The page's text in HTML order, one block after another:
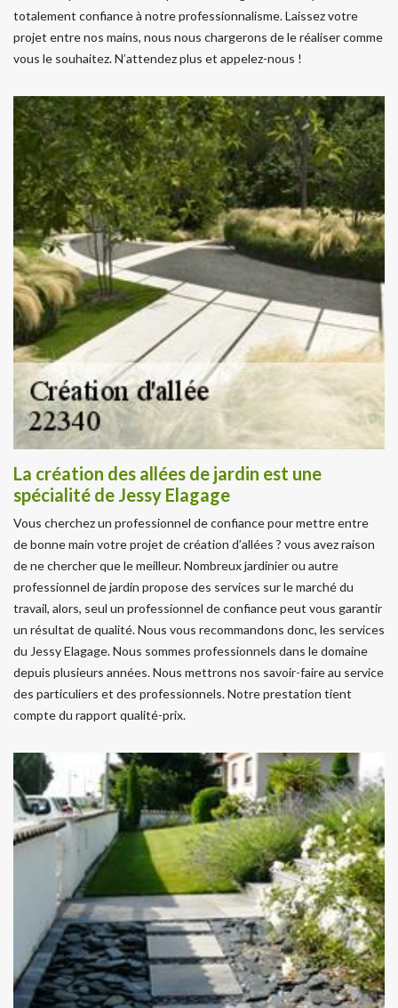
totalement confiance à notre professionnalisme. Laissez votre
projet entre nos mains, nous nous chargerons de le réaliser comme
vous le souhaitez. N’attendez plus et appelez-nous !
La création des allées de jardin est une
spécialité de Jessy Elagage
Vous cherchez un professionnel de confiance pour mettre entre
de bonne main votre projet de création d’allées ? vous avez raison
de ne chercher que le meilleur. Nombreux jardinier ou autre
professionnel de jardin propose des services sur le marché du
travail, alors, seul un professionnel de confiance peut vous garantir
un résultat de qualité. Nous vous recommandons donc, les services
du Jessy Elagage. Nous sommes professionnels dans le domaine
depuis plusieurs années. Nous mettrons nos savoir-faire au service
des particuliers et des professionnels. Notre prestation tient
compte du rapport qualité-prix.